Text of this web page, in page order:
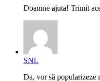
Doamne ajuta! Trimit
SNL
Da, vor să popularizeze